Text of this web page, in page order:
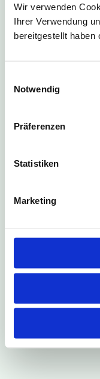
Wir verwenden
Ihrer Verwendung
bereitgestellt haben
Notwendig
Präferenzen
Statistiken
Marketing